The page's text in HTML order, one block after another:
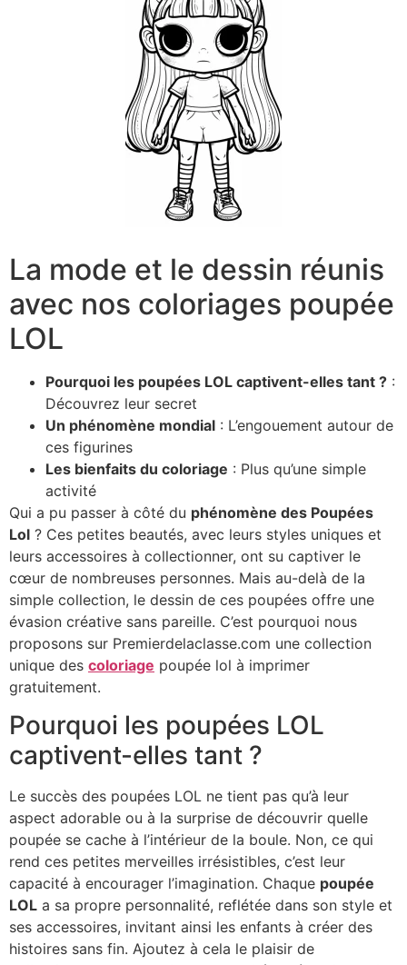
La mode et le dessin réunis
avec nos coloriages poupée
LOL
Pourquoi les poupées LOL captivent-elles tant ? :
Découvrez leur secret
Un phénomène mondial : L’engouement autour de
ces figurines
Les bienfaits du coloriage : Plus qu’une simple
activité
Qui a pu passer à côté du phénomène des Poupées
Lol ? Ces petites beautés, avec leurs styles uniques et
leurs accessoires à collectionner, ont su captiver le
cœur de nombreuses personnes. Mais au-delà de la
simple collection, le dessin de ces poupées offre une
évasion créative sans pareille. C’est pourquoi nous
proposons sur Premierdelaclasse.com une collection
unique des coloriage poupée lol à imprimer
gratuitement.
Pourquoi les poupées LOL
captivent-elles tant ?
Le succès des poupées LOL ne tient pas qu’à leur
aspect adorable ou à la surprise de découvrir quelle
poupée se cache à l’intérieur de la boule. Non, ce qui
rend ces petites merveilles irrésistibles, c’est leur
capacité à encourager l’imagination. Chaque poupée
LOL a sa propre personnalité, reflétée dans son style et
ses accessoires, invitant ainsi les enfants à créer des
histoires sans fin. Ajoutez à cela le plaisir de